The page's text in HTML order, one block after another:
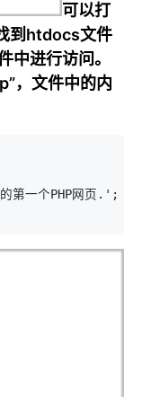
可以打
到htdocs文件
中进行访问。
，文件中的内